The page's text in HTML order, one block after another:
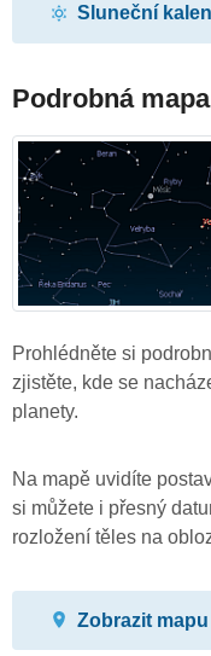
Sluneční
Podrobná
Prohlédněte si
zjistěte, kde se
planety.
Na mapě uvidíte
si můžete i přesný
rozložení těles na
Zobrazit mapu